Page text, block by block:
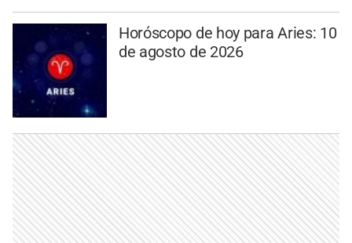
Horóscopo de hoy para Aries: 10
de agosto de 2026